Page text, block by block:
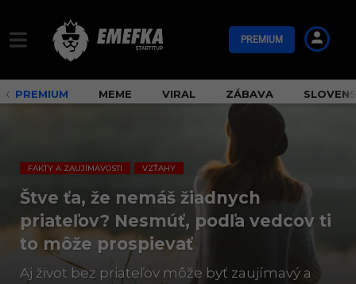
PREMIUM
PREMIUM MEME VIRAL ZÁBAVA
FAKTY A ZAUJÍMAVOSTI
,
VZŤAHY
Štve ťa, že nemáš žiadnych
priateľov? Nesmúť, podľa vedcov ti
to môže prospievať
Aj život bez priateľov môže byť zaujímavý a